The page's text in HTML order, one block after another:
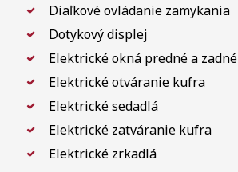
Diaľkové ovládanie zamykania
Dotykový displej
Elektrické okná predné a zadné
Elektrické otváranie kufra
Elektrické sedadlá
Elektrické zatváranie kufra
Elektrické zrkadlá